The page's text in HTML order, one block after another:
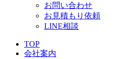
お問い合わせ
お見積もり依頼
LINE相談
TOP
会社案内